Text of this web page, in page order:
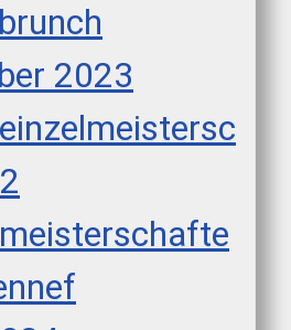
2023